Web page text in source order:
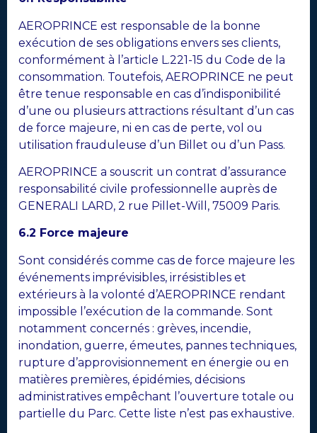
AEROPRINCE est responsable de la bonne
exécution de ses obligations envers ses clients,
conformément à l’article L.221-15 du Code de la
consommation. Toutefois, AEROPRINCE ne peut
être tenue responsable en cas d’indisponibilité
d’une ou plusieurs attractions résultant d’un cas
de force majeure, ni en cas de perte, vol ou
utilisation frauduleuse d’un Billet ou d’un Pass.
AEROPRINCE a souscrit un contrat d’assurance
responsabilité civile professionnelle auprès de
GENERALI LARD, 2 rue Pillet-Will, 75009 Paris.
6.2 Force majeure
Sont considérés comme cas de force majeure les
événements imprévisibles, irrésistibles et
extérieurs à la volonté d’AEROPRINCE rendant
impossible l’exécution de la commande. Sont
notamment concernés : grèves, incendie,
inondation, guerre, émeutes, pannes techniques,
rupture d’approvisionnement en énergie ou en
matières premières, épidémies, décisions
administratives empêchant l’ouverture totale ou
partielle du Parc. Cette liste n’est pas exhaustive.